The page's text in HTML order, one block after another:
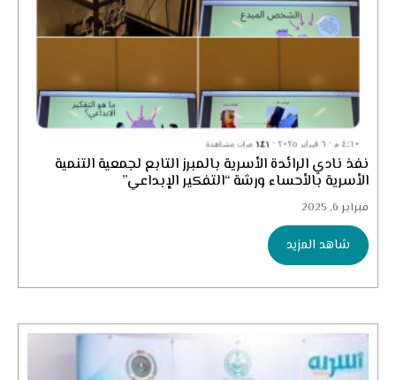
نفذ نادي الرائدة الأسرية بالمبرز التابع لجمعية التنمية
الأسرية بالأحساء ورشة “التفكير الإبداعي”
فبراير 6, 2025
شاهد المزيد